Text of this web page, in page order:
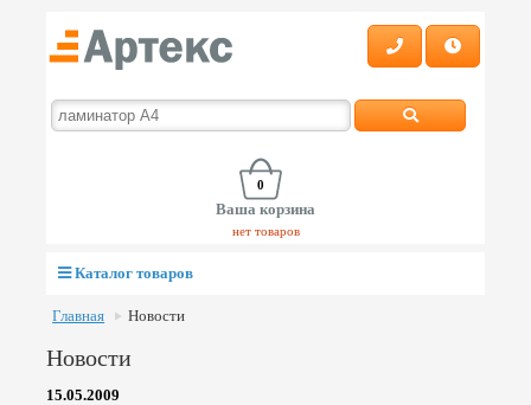
0
Ваша корзина
нет товаров
Каталог товаров
Главная Новости
Новости
15.05.2009